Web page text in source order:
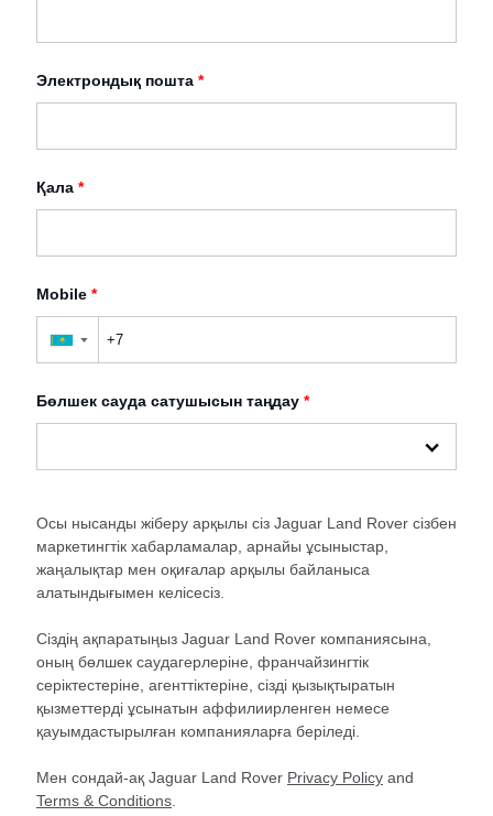
Электрондық пошта *
Қала *
Mobile *
▼
Бөлшек сауда сатушысын таңдау *
Осы нысанды жіберу арқылы сіз Jaguar Land Rover сізбен
маркетингтік хабарламалар, арнайы ұсыныстар,
жаңалықтар мен оқиғалар арқылы байланыса
алатындығымен келісесіз.
Сіздің ақпаратыңыз Jaguar Land Rover компаниясына,
оның бөлшек саудагерлеріне, франчайзингтік
серіктестеріне, агенттіктеріне, сізді қызықтыратын
қызметтерді ұсынатын аффилиирленген немесе
қауымдастырылған компанияларға беріледі.
Мен сондай-ақ Jaguar Land Rover Privacy Policy and
Terms & Conditions.